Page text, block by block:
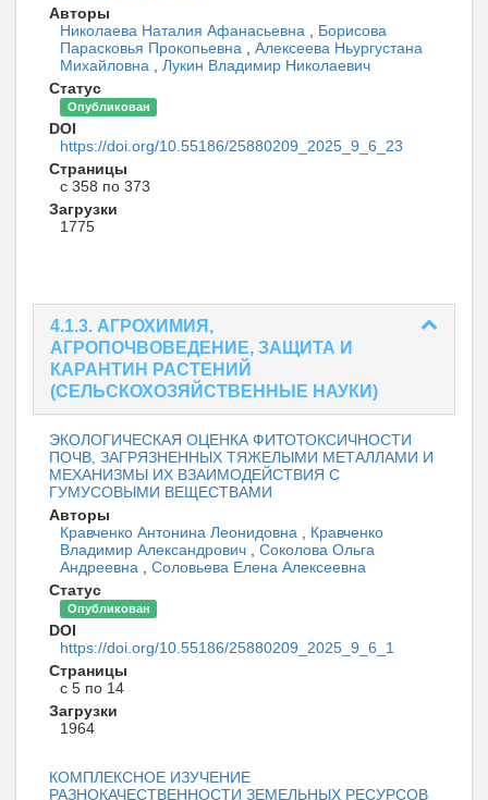
Авторы
Николаева Наталия Афанасьевна
Борисова
Парасковья Прокопьевна
Алексеева Ньургустана
Михайловна
Лукин Владимир Николаевич
Статус
Опубликован
DOI
https://doi.org/10.55186/25880209_2025_9_6_23
Страницы
с 358 по 373
Загрузки
1775
4.1.3. АГРОХИМИЯ,
АГРОПОЧВОВЕДЕНИЕ, ЗАЩИТА И
КАРАНТИН РАСТЕНИЙ
(СЕЛЬСКОХОЗЯЙСТВЕННЫЕ НАУКИ)
ЭКОЛОГИЧЕСКАЯ ОЦЕНКА ФИТОТОКСИЧНОСТИ
ПОЧВ, ЗАГРЯЗНЕННЫХ ТЯЖЕЛЫМИ МЕТАЛЛАМИ И
МЕХАНИЗМЫ ИХ ВЗАИМОДЕЙСТВИЯ С
ГУМУСОВЫМИ ВЕЩЕСТВАМИ
Авторы
Кравченко Антонина Леонидовна
Кравченко
Владимир Александрович
Соколова Ольга
Андреевна
Соловьева Елена Алексеевна
Статус
Опубликован
DOI
https://doi.org/10.55186/25880209_2025_9_6_1
Страницы
с 5 по 14
Загрузки
1964
КОМПЛЕКСНОЕ ИЗУЧЕНИЕ
РАЗНОКАЧЕСТВЕННОСТИ ЗЕМЕЛЬНЫХ РЕСУРСОВ